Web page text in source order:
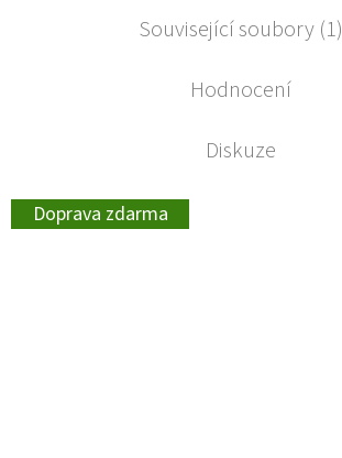
Související soubory (1)
Hodnocení
Diskuze
Doprava zdarma